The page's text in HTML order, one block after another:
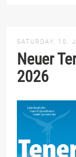
SATURDAY, 10.
Neuer
2026